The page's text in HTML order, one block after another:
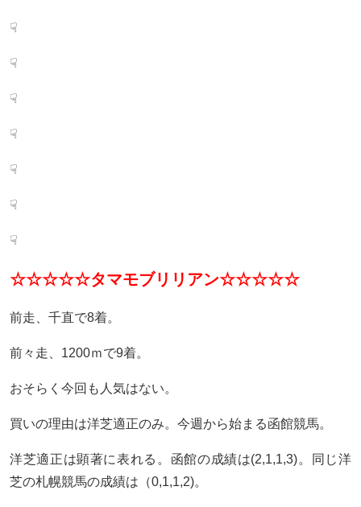
☟
☟
☟
☟
☟
☟
☟
☆☆☆☆☆タマモブリリアン☆☆☆☆☆
前走、千直で8着。
前々走、1200ｍで9着。
おそらく今回も人気はない。
買いの理由は洋芝適正のみ。今週から始まる函館競馬。
洋芝適正は顕著に表れる。函館の成績は(2,1,1,3)。同じ洋
芝の札幌競馬の成績は（0,1,1,2)。